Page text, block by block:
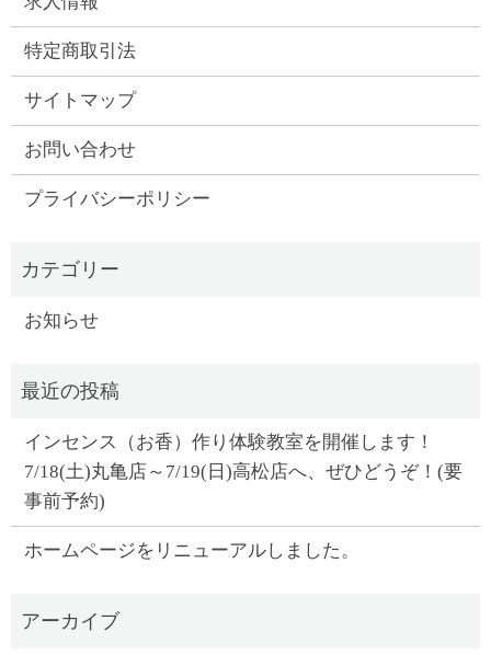
特定商取引法
サイトマップ
お問い合わせ
プライバシーポリシー
お知らせ
インセンス（お香）作り体験教室を開催します！
7/18(土)丸亀店～7/19(日)高松店へ、ぜひどうぞ！(要
事前予約)
ホームページをリニューアルしました。